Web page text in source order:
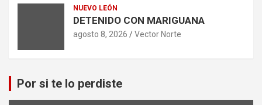
NUEVO LEÓN
DETENIDO CON MARIGUANA
agosto 8, 2026 Vector Norte
Por si te lo perdiste